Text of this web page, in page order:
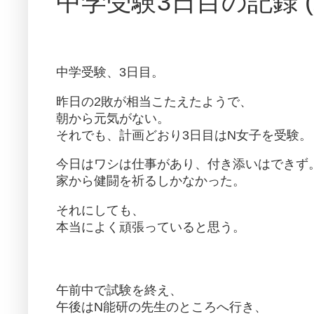
中学受験、3日目。
昨日の2敗が相当こたえたようで、
朝から元気がない。
それでも、計画どおり3日目はN女子を受験。
今日はワシは仕事があり、付き添いはできず。
家から健闘を祈るしかなかった。
それにしても、
本当によく頑張っていると思う。
午前中で試験を終え、
午後はN能研の先生のところへ行き、